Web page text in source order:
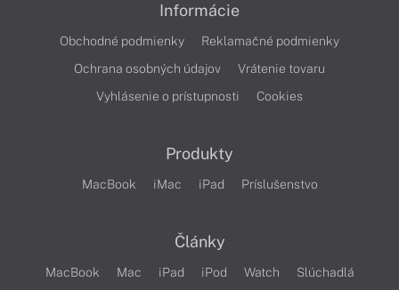
Informácie
Obchodné podmienky
Reklamačné podmienky
Ochrana osobných údajov
Vrátenie tovaru
Vyhlásenie o prístupnosti
Cookies
Produkty
MacBook iMac iPad Príslušenstvo
Články
MacBook Mac iPad iPod Watch
Slúchadlá